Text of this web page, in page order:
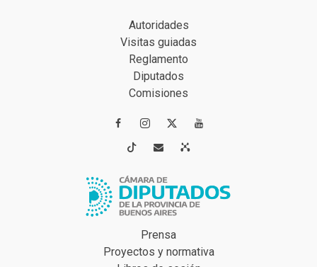
Autoridades
Visitas guiadas
Reglamento
Diputados
Comisiones
 
 
Prensa
Proyectos y normativa